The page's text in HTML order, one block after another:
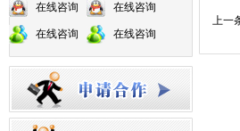
在线咨询 在线咨询
在线咨询 在线咨询
上一